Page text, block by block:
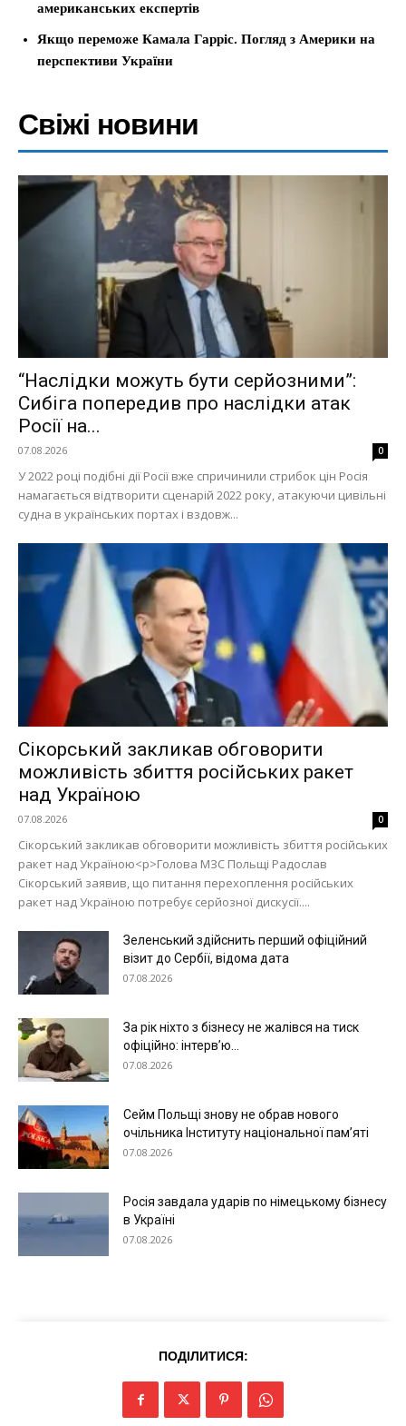
американських експертів
Якщо переможе Камала Гарріс. Погляд з Америки на
перспективи України
Свіжі новини
“Наслідки можуть бути серйозними”:
Сибіга попередив про наслідки атак
Росії на...
07.08.2026 0
У 2022 році подібні дії Росії вже спричинили стрибок цін Росія
намагається відтворити сценарій 2022 року, атакуючи цивільні
судна в українських портах і вздовж...
Сікорський закликав обговорити
можливість збиття російських ракет
над Україною
07.08.2026 0
Сікорський закликав обговорити можливість збиття російських
ракет над Україною<p>Голова МЗС Польщі Радослав
Сікорський заявив, що питання перехоплення російських
ракет над Україною потребує серйозної дискусії....
Зеленський здійснить перший офіційний
візит до Сербії, відома дата
07.08.2026
За рік ніхто з бізнесу не жалівся на тиск
офіційно: інтерв’ю...
07.08.2026
Сейм Польщі знову не обрав нового
очільника Інституту національної пам’яті
07.08.2026
Росія завдала ударів по німецькому бізнесу
в Україні
07.08.2026
ПОДІЛИТИСЯ: